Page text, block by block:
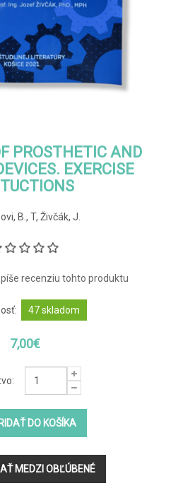
PROSTHETIC AND
EXERCISE
B., T, Živčák, J.
recenziu tohto produktu
47 skladom
7,00€